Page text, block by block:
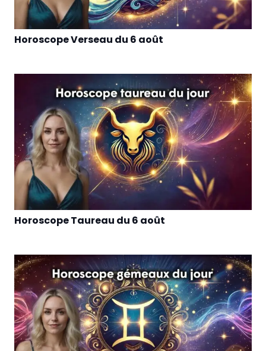
Horoscope Verseau du 6 août
Horoscope Taureau du 6 août